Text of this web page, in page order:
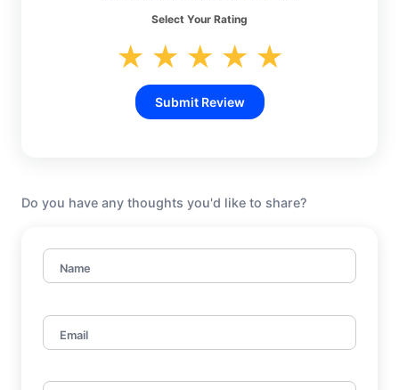
Select Your Rating
★ ★ ★ ★ ★
Submit Review
Do you have any thoughts you'd like to share?
Name
Email